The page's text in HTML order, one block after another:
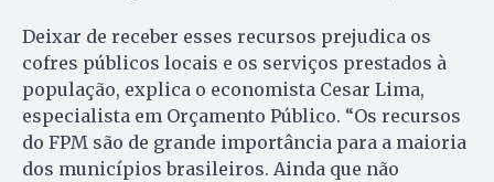
Deixar de receber esses recursos prejudica os
cofres públicos locais e os serviços prestados à
população, explica o economista Cesar Lima,
especialista em Orçamento Público. “Os recursos
do FPM são de grande importância para a maioria
dos municípios brasileiros. Ainda que não